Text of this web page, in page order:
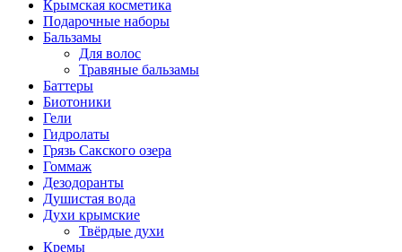
Крымская косметика
Подарочные наборы
Бальзамы
Для волос
Травяные бальзамы
Баттеры
Биотоники
Гели
Гидролаты
Грязь Сакского озера
Гоммаж
Дезодоранты
Душистая вода
Духи крымские
Твёрдые духи
Кремы